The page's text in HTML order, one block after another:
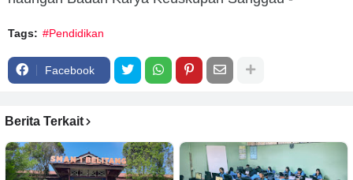
Tags: #Pendidikan
Facebook
Berita Terkait